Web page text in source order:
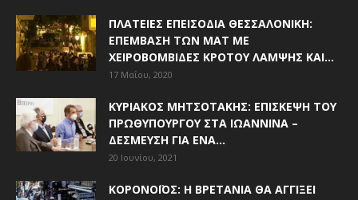
ΠΛΑΤΕΊΕΣ ΕΠΕΙΣΌΔΙΑ ΘΕΣΣΑΛΟΝΊΚΗ:
ΕΠΈΜΒΑΣΗ ΤΩΝ ΜΑΤ ΜΕ
ΧΕΙΡΟΒΟΜΒΊΔΕΣ ΚΡΌΤΟΥ ΛΆΜΨΗΣ ΚΑΙ...
17 Μαΐου, 2020
ΚΥΡΙΆΚΟΣ ΜΗΤΣΟΤΆΚΗΣ: ΕΠΊΣΚΕΨΗ ΤΟΥ
ΠΡΩΘΥΠΟΥΡΓΟΎ ΣΤΑ ΙΩΆΝΝΙΝΑ –
ΔΈΣΜΕΥΣΗ ΓΙΑ ΈΝΑ...
20 Ιουνίου, 2021
ΚΟΡΟΝΟΪΌΣ: Η ΒΡΕΤΑΝΊΑ ΘΑ ΑΓΓΊΞΕΙ